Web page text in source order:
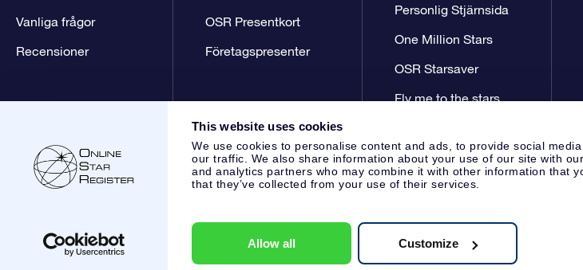
This website uses cookies
We use cookies to personalise content and ads, to provide social
our traffic. We also share information about your use of our site with
and analytics partners who may combine it with other information that
that they’ve collected from your use of their services.
Allow all Customize
Vanliga frågor
Recensioner
OSR Presentkort
Företagspresenter
Personlig Stjärnsida
One Million Stars
OSR Starsaver
Fly me to the stars
Kundtjänst:help@osr.org KVK: 60333553, VAT: NL 8538.62.722B01